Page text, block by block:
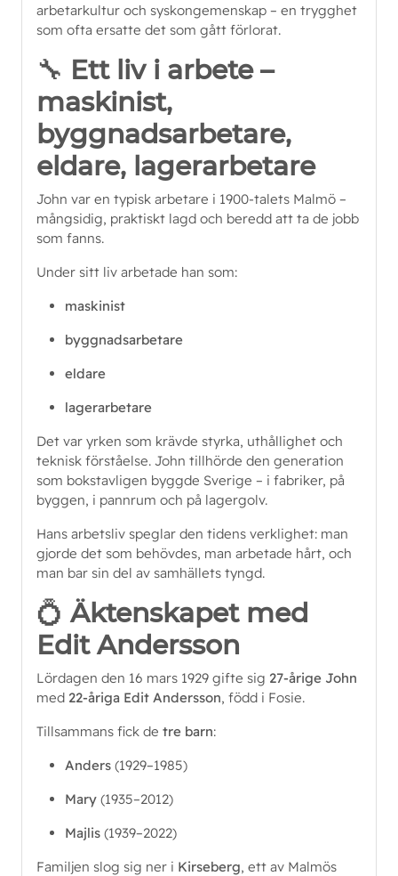
arbetarkultur och syskongemenskap – en trygghet
som ofta ersatte det som gått förlorat.
🔧 Ett liv i arbete –
maskinist,
byggnadsarbetare,
eldare, lagerarbetare
John var en typisk arbetare i 1900-talets Malmö –
mångsidig, praktiskt lagd och beredd att ta de jobb
som fanns.
Under sitt liv arbetade han som:
maskinist
byggnadsarbetare
eldare
lagerarbetare
Det var yrken som krävde styrka, uthållighet och
teknisk förståelse. John tillhörde den generation
som bokstavligen byggde Sverige – i fabriker, på
byggen, i pannrum och på lagergolv.
Hans arbetsliv speglar den tidens verklighet: man
gjorde det som behövdes, man arbetade hårt, och
man bar sin del av samhällets tyngd.
💍Äktenskapet med
Edit Andersson
Lördagen den 16 mars 1929 gifte sig 27-årige John
med 22-åriga Edit Andersson, född i Fosie.
Tillsammans fick de tre barn:
Anders (1929–1985)
Mary (1935–2012)
Majlis (1939–2022)
Familjen slog sig ner i Kirseberg, ett av Malmös